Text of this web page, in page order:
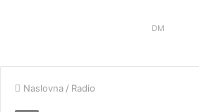
DM
Naslovna / Radio